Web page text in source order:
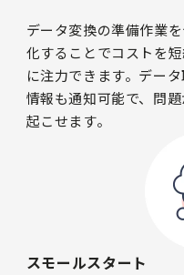
データ変換の準備作業
化することでコストを
に注力できます。デー
情報も通知可能で、問
起こせます。
スモールスタート